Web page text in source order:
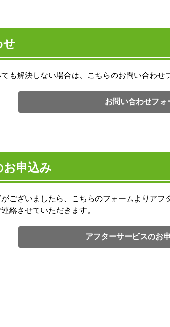
せ
も解決しない場合は、こちらのお問い合わせ
お問い合わせフォ
お申込み
ございましたら、こちらのフォームよりアフ
絡させていただきます。
アフターサービスのお